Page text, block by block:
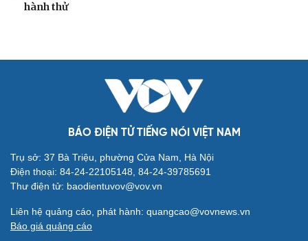
hành thử
BÁO ĐIỆN TỬ TIẾNG NÓI VIỆT NAM
Trụ sở: 37 Bà Triệu, phường Cửa Nam, Hà Nội
Điện thoại: 84-24-22105148, 84-24-39785691
Thư điện tử: baodientuvov@vov.vn
Liên hệ quảng cáo, phát hành: quangcao@vovnews.vn
Báo giá quảng cáo